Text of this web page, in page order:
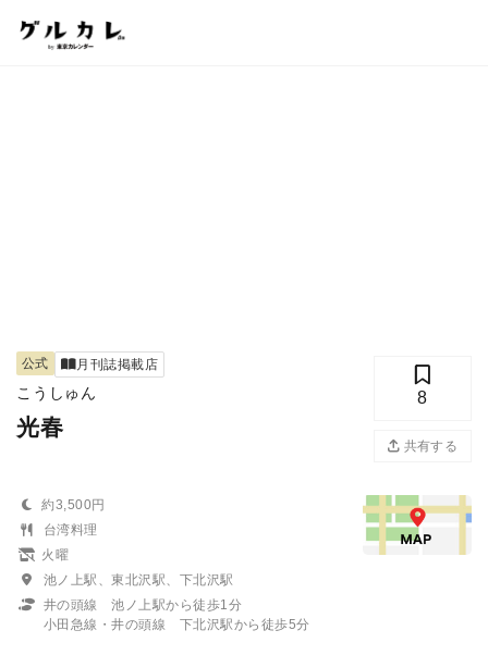
公式 月刊誌掲載店
こうしゅん
光春
8
共有する
約3,500円
台湾料理
火曜
池ノ上駅、東北沢駅、下北沢駅
井の頭線 池ノ上駅から徒歩1分
小田急線・井の頭線 下北沢駅から徒歩5分